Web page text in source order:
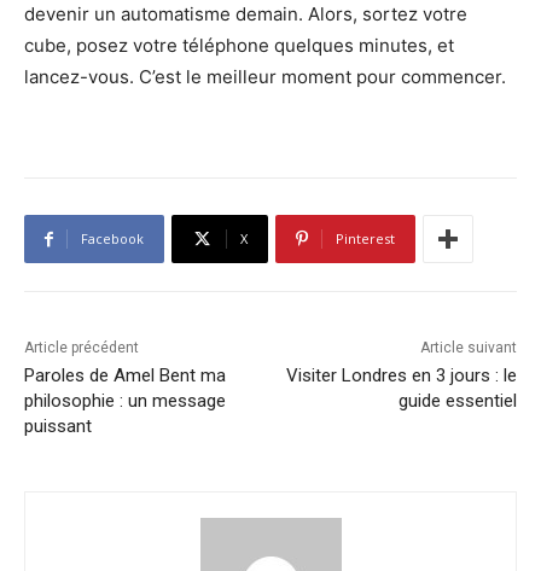
devenir un automatisme demain. Alors, sortez votre
cube, posez votre téléphone quelques minutes, et
lancez-vous. C’est le meilleur moment pour commencer.
Facebook X Pinterest
Article précédent
Paroles de Amel Bent ma
philosophie : un message
puissant
Article suivant
Visiter Londres en 3 jours : le
guide essentiel